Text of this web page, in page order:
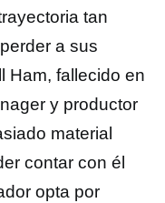
tan
a sus
Ham, fallecido en
y productor
material
contar con él
opta por